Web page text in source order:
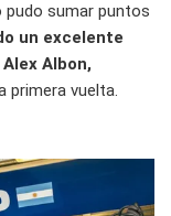
pudo sumar puntos
un excelente
Alex Albon,
primera vuelta.